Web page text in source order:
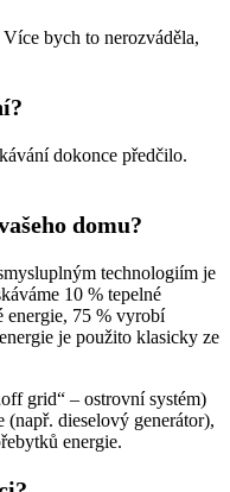
bych to nerozváděla,
dokonce předčilo.
domu?
technologiím je
10 % tepelné
energie, 75 % vyrobí
je použito klasicky ze
grid“ – ostrovní systém)
dieselový generátor),
energie.